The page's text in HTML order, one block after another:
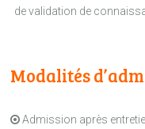
de validation de
Modalités
Admission après